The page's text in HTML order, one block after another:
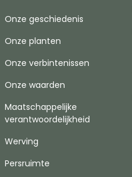
Onze geschiedenis
Onze planten
Onze verbintenissen
Onze waarden
Maatschappelijke
verantwoordelijkheid
Werving
Persruimte